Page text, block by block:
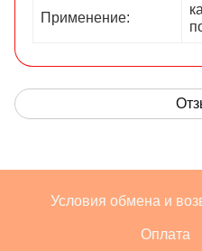
Применение:
Условия обмена и
Оплата